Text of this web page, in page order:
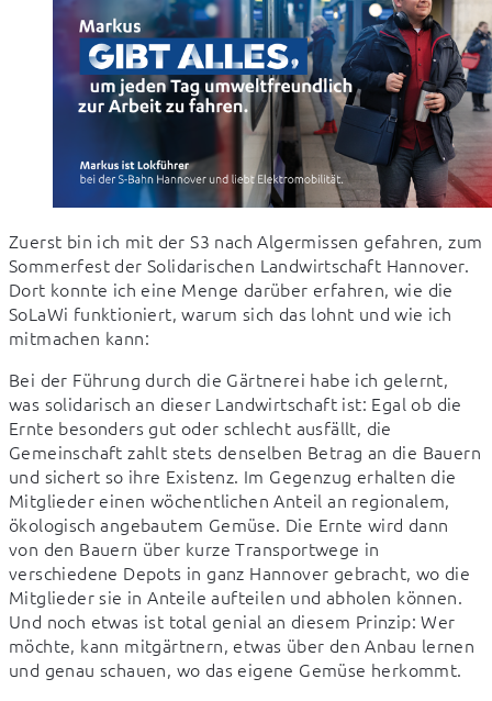
Zuerst bin ich mit der S3 nach Algermissen gefahren, zum
Sommerfest der Solidarischen Landwirtschaft Hannover.
Dort konnte ich eine Menge darüber erfahren, wie die
SoLaWi funktioniert, warum sich das lohnt und wie ich
mitmachen kann:
Bei der Führung durch die Gärtnerei habe ich gelernt,
was solidarisch an dieser Landwirtschaft ist: Egal ob die
Ernte besonders gut oder schlecht ausfällt, die
Gemeinschaft zahlt stets denselben Betrag an die Bauern
und sichert so ihre Existenz. Im Gegenzug erhalten die
Mitglieder einen wöchentlichen Anteil an regionalem,
ökologisch angebautem Gemüse. Die Ernte wird dann
von den Bauern über kurze Transportwege in
verschiedene Depots in ganz Hannover gebracht, wo die
Mitglieder sie in Anteile aufteilen und abholen können.
Und noch etwas ist total genial an diesem Prinzip: Wer
möchte, kann mitgärtnern, etwas über den Anbau lernen
und genau schauen, wo das eigene Gemüse herkommt.